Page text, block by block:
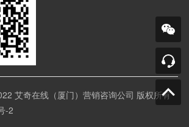
艾奇在线（厦门）营销咨询公司 版权所有
-2